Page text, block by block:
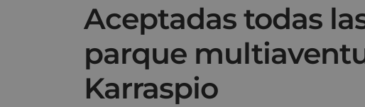
Aceptadas todas
parque
Karraspio